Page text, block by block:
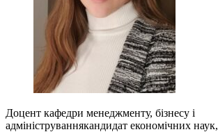
Доцент кафедри менеджменту, бізнесу і
адмініструваннякандидат економічних